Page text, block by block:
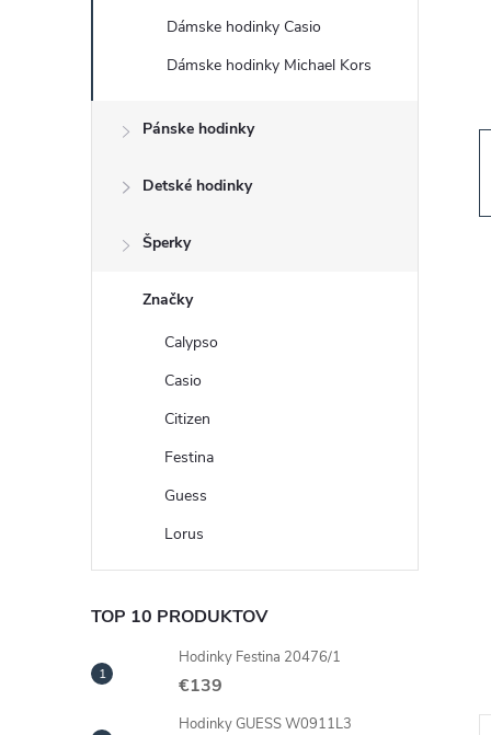
a
Dámske hodinky Casio
Dámske hodinky Michael Kors
Pánske hodinky
Detské hodinky
Šperky
Značky
Calypso
Casio
Citizen
Festina
Guess
Lorus
TOP 10 PRODUKTOV
Hodinky Festina 20476/1
€139
Hodinky GUESS W0911L3